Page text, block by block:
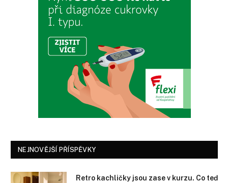
NEJNOVĚJŠÍ PŘÍSPĚVKY
Retro kachličky jsou zase v kurzu. Co teď